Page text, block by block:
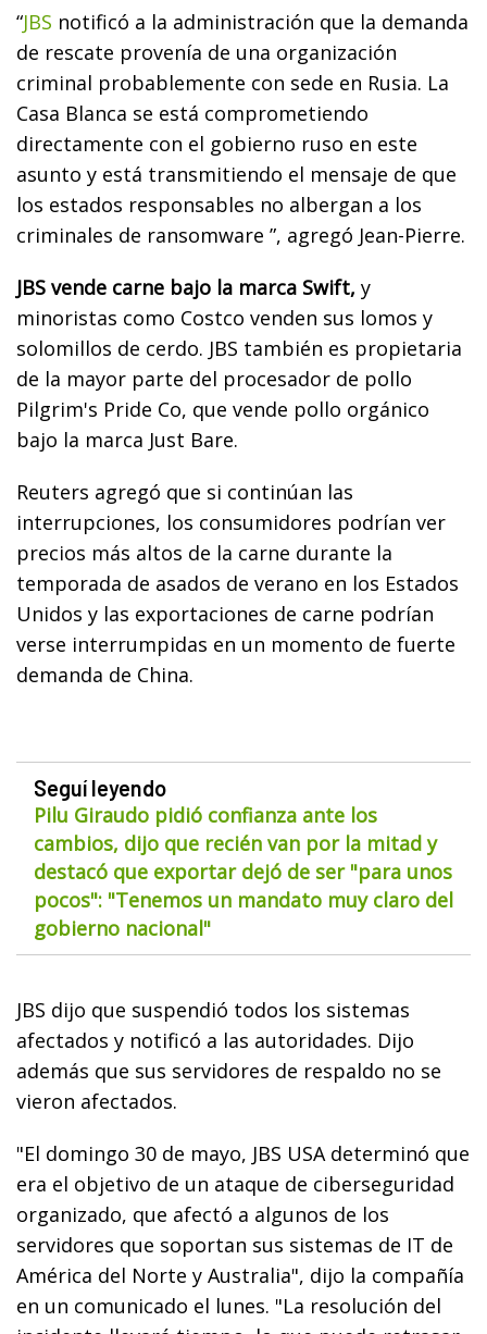
“JBS notificó a la administración que la demanda
de rescate provenía de una organización
criminal probablemente con sede en Rusia. La
Casa Blanca se está comprometiendo
directamente con el gobierno ruso en este
asunto y está transmitiendo el mensaje de que
los estados responsables no albergan a los
criminales de ransomware ”, agregó Jean-Pierre.
JBS vende carne bajo la marca Swift, y
minoristas como Costco venden sus lomos y
solomillos de cerdo. JBS también es propietaria
de la mayor parte del procesador de pollo
Pilgrim's Pride Co, que vende pollo orgánico
bajo la marca Just Bare.
Reuters agregó que si continúan las
interrupciones, los consumidores podrían ver
precios más altos de la carne durante la
temporada de asados de verano en los Estados
Unidos y las exportaciones de carne podrían
verse interrumpidas en un momento de fuerte
demanda de China.
Seguí leyendo
Pilu Giraudo pidió confianza ante los
cambios, dijo que recién van por la mitad y
destacó que exportar dejó de ser "para unos
pocos": "Tenemos un mandato muy claro del
gobierno nacional"
JBS dijo que suspendió todos los sistemas
afectados y notificó a las autoridades. Dijo
además que sus servidores de respaldo no se
vieron afectados.
"El domingo 30 de mayo, JBS USA determinó que
era el objetivo de un ataque de ciberseguridad
organizado, que afectó a algunos de los
servidores que soportan sus sistemas de IT de
América del Norte y Australia", dijo la compañía
en un comunicado el lunes. "La resolución del